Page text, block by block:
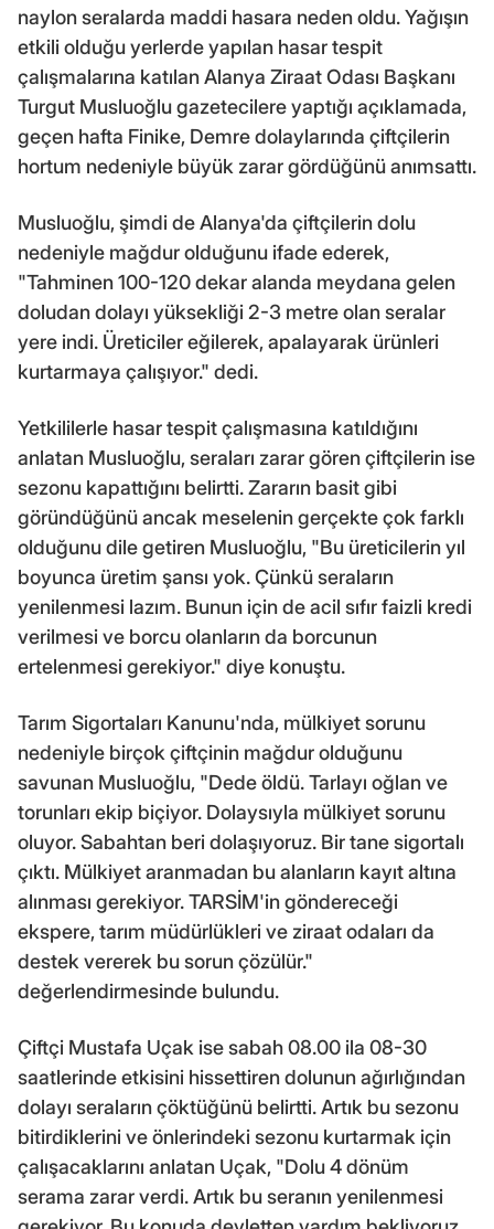
naylon seralarda maddi hasara neden oldu. Yağışın
etkili olduğu yerlerde yapılan hasar tespit
çalışmalarına katılan Alanya Ziraat Odası Başkanı
Turgut Musluoğlu gazetecilere yaptığı açıklamada,
geçen hafta Finike, Demre dolaylarında çiftçilerin
hortum nedeniyle büyük zarar gördüğünü anımsattı.
Musluoğlu, şimdi de Alanya'da çiftçilerin dolu
nedeniyle mağdur olduğunu ifade ederek,
"Tahminen 100-120 dekar alanda meydana gelen
doludan dolayı yüksekliği 2-3 metre olan seralar
yere indi. Üreticiler eğilerek, apalayarak ürünleri
kurtarmaya çalışıyor." dedi.
Yetkililerle hasar tespit çalışmasına katıldığını
anlatan Musluoğlu, seraları zarar gören çiftçilerin ise
sezonu kapattığını belirtti. Zararın basit gibi
göründüğünü ancak meselenin gerçekte çok farklı
olduğunu dile getiren Musluoğlu, "Bu üreticilerin yıl
boyunca üretim şansı yok. Çünkü seraların
yenilenmesi lazım. Bunun için de acil sıfır faizli kredi
verilmesi ve borcu olanların da borcunun
ertelenmesi gerekiyor." diye konuştu.
Tarım Sigortaları Kanunu'nda, mülkiyet sorunu
nedeniyle birçok çiftçinin mağdur olduğunu
savunan Musluoğlu, "Dede öldü. Tarlayı oğlan ve
torunları ekip biçiyor. Dolaysıyla mülkiyet sorunu
oluyor. Sabahtan beri dolaşıyoruz. Bir tane sigortalı
çıktı. Mülkiyet aranmadan bu alanların kayıt altına
alınması gerekiyor. TARSİM'in göndereceği
ekspere, tarım müdürlükleri ve ziraat odaları da
destek vererek bu sorun çözülür."
değerlendirmesinde bulundu.
Çiftçi Mustafa Uçak ise sabah 08.00 ila 08-30
saatlerinde etkisini hissettiren dolunun ağırlığından
dolayı seraların çöktüğünü belirtti. Artık bu sezonu
bitirdiklerini ve önlerindeki sezonu kurtarmak için
çalışacaklarını anlatan Uçak, "Dolu 4 dönüm
serama zarar verdi. Artık bu seranın yenilenmesi